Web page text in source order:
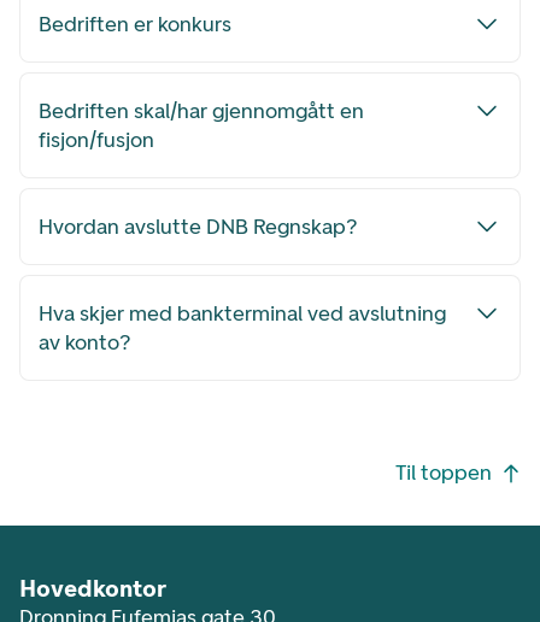
Bedriften er konkurs
Bedriften skal/har gjennomgått en
fisjon/fusjon
Hvordan avslutte DNB Regnskap?
Hva skjer med bankterminal ved avslutning
av konto?
Til toppen
Hovedkontor